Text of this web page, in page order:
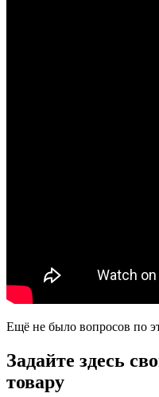
Ещё не было вопросов по
Задайте здесь
товару